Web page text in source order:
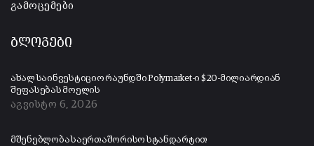
გამოცემები
ბლოგები
ახალ საინვესტიციო რაუნდში Polymarket-ი $20-მილიარდიან
შეფასებას მოელის
აგვისტო 6, 2026
მშენებლობა საერთაშორისო სტანდარტით